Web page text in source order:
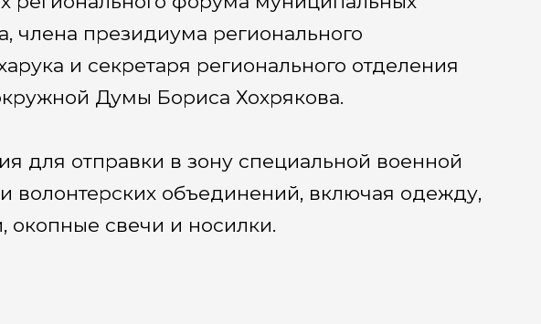
члена президиума регионального
и секретаря регионального отделения
Думы Бориса Хохрякова.
для отправки в зону специальной военной
волонтерских объединений, включая одежду,
окопные свечи и носилки.